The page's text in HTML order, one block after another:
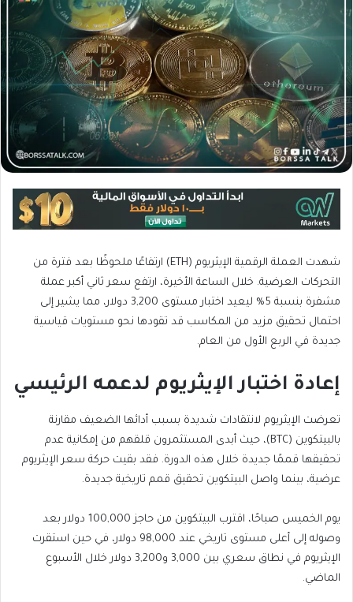
شهدت العملة الرقمية الإيثريوم (ETH) ارتفاعًا ملحوظًا بعد فترة من
التحركات العرضية. خلال الساعة الأخيرة، ارتفع سعر ثاني أكبر عملة
مشفرة بنسبة 5% ليعيد اختبار مستوى 3,200 دولار، مما يشير إلى
احتمال تحقيق مزيد من المكاسب قد تقودها نحو مستويات قياسية
جديدة في الربع الأول من العام.
إعادة اختبار الإيثريوم لدعمه الرئيسي
تعرضت الإيثريوم لانتقادات شديدة بسبب أدائها الضعيف مقارنة
بالبيتكوين (BTC)، حيث أبدى المستثمرون قلقهم من إمكانية عدم
تحقيقها قممًا جديدة خلال هذه الدورة. فقد بقيت حركة سعر الإيثريوم
عرضية، بينما واصل البيتكوين تحقيق قمم تاريخية جديدة.
يوم الخميس صباحًا، اقترب البيتكوين من حاجز 100,000 دولار بعد
وصوله إلى أعلى مستوى تاريخي عند 98,000 دولار، في حين استقرت
الإيثريوم في نطاق سعري بين 3,000 و3,200 دولار خلال الأسبوع
الماضي.